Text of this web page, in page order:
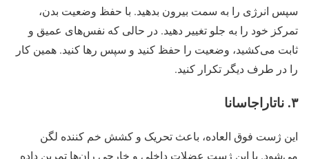
سپس انرژی را به سمت بیرون بدهید. با حفظ وضعیت بدن،
تمرکز خود را به جلو تغییر دهید. در حالی که نفس‌های عمیق و
ثابت می‌کشید، وضعیت را حفظ کنید و سپس رها کنید. همین کار
را در طرف دیگر تکرار کنید.
۳. ناتاراجاسانا
این ژست فوق العاده، باعث تحریک و کشش خم کننده لگن
می‌شود. با این ژست عضلات داخلی و خارجی ران‌ها تمرین داده